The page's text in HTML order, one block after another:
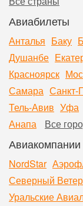
Авиабилеты
Анталья Баку
Душанбе
Красноярск
Самара Санкт-
Тель-Авив Уфа
Анапа
Все
Авиакомпании
NordStar
Северный
Уральские